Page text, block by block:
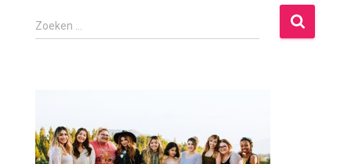
Z
o
a
a
Zoeken …